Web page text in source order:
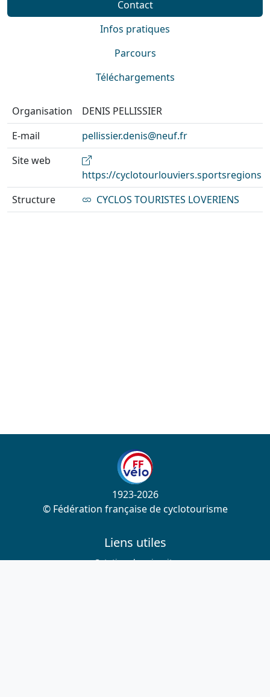
Contact
Infos pratiques
Parcours
Téléchargements
Organisation
DENIS PELLISSIER
E-mail
pellissier.denis@neuf.fr
Site web
https://cyclotourlouviers.sportsregions
Structure
CYCLOS TOURISTES LOVERIENS
1923-2026
© Fédération française de cyclotourisme
Liens utiles
Cotation des circuits